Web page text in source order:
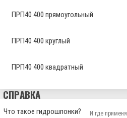
ПРП40 400 прямоугольный
ПРП40 400 круглый
ПРП40 400 квадратный
СПРАВКА
Что такое гидрошпонки? И где